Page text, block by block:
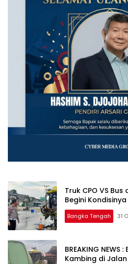
Truk CPO VS
Begini Kondisinya
Bangka Tengah 31
BREAKING NEWS
Kambing di